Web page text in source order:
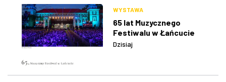
WYSTAWA
65 lat Muzycznego
Festiwalu w Łańcucie
Dzisiaj